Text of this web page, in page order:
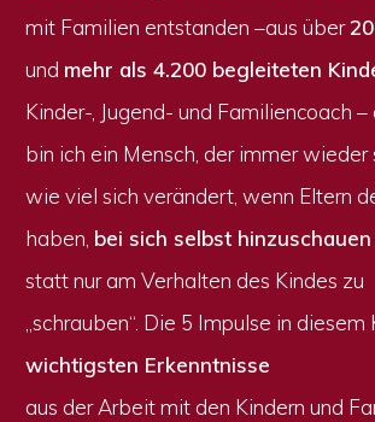
mit Familien entstanden –aus über
und mehr als 4.200 begleiteten
Kinder-, Jugend- und Familiencoach
bin ich ein Mensch, der immer wieder
wie viel sich verändert, wenn Eltern
haben, bei sich selbst hinzuschauen
statt nur am Verhalten des Kindes zu
„schrauben“. Die 5 Impulse in diesem
wichtigsten Erkenntnisse
aus der Arbeit mit den Kindern und